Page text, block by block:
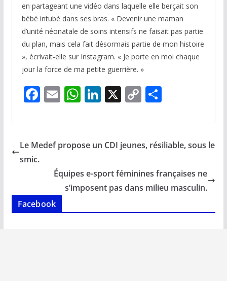
en partageant une vidéo dans laquelle elle berçait son
bébé intubé dans ses bras. « Devenir une maman
d’unité néonatale de soins intensifs ne faisait pas partie
du plan, mais cela fait désormais partie de mon histoire
», écrivait-elle sur Instagram. « Je porte en moi chaque
jour la force de ma petite guerrière. »
F
b
k
E
l
W
s
p
p
Li
e
n
X C
y
n
k
P
g
Le Medef propose un CDI jeunes, résiliable, sous le
smic.
Équipes e-sport féminines françaises ne
s’imposent pas dans milieu masculin.
Facebook